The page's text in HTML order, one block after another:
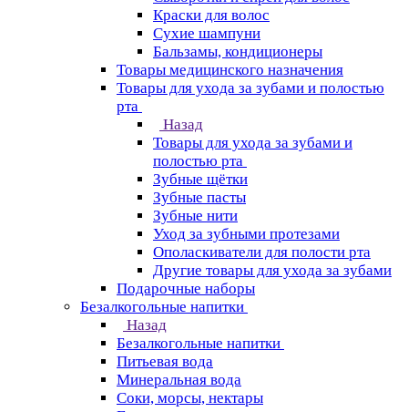
Краски для волос
Сухие шампуни
Бальзамы, кондиционеры
Товары медицинского назначения
Товары для ухода за зубами и полостью
рта
Назад
Товары для ухода за зубами и
полостью рта
Зубные щётки
Зубные пасты
Зубные нити
Уход за зубными протезами
Ополаскиватели для полости рта
Другие товары для ухода за зубами
Подарочные наборы
Безалкогольные напитки
Назад
Безалкогольные напитки
Питьевая вода
Минеральная вода
Соки, морсы, нектары